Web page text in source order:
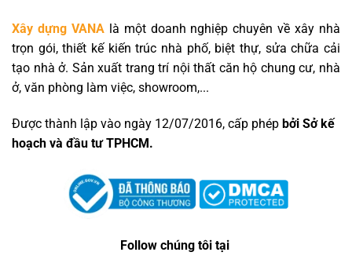
Xây dựng VANAlà một doanh nghiệp chuyên về xây nhà
trọn gói, thiết kế kiến trúc nhà phố, biệt thự, sửa chữa cải
tạo nhà ở. Sản xuất trang trí nội thất căn hộ chung cư, nhà
ở, văn phòng làm việc, showroom,...
Được thành lập vào ngày 12/07/2016, cấp phép bởi Sở kế
hoạch và đầu tư TPHCM.
Follow chúng tôi tại